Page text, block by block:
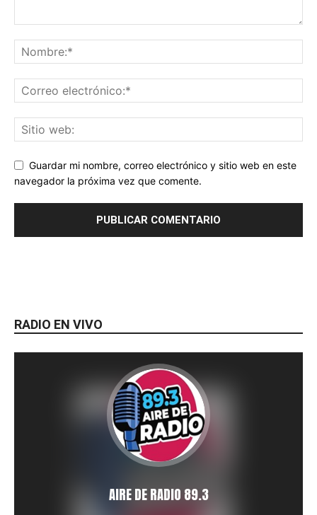
Guardar mi nombre, correo electrónico y sitio web en este
navegador la próxima vez que comente.
RADIO EN VIVO